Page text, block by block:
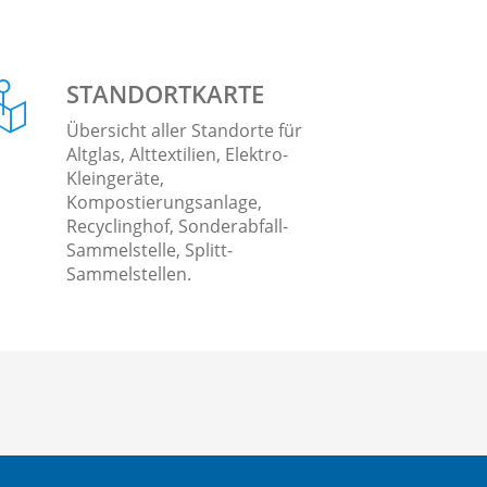
STANDORTKARTE
Übersicht aller Standorte für
Altglas, Alttextilien, Elektro-
Kleingeräte,
Kompostierungsanlage,
Recyclinghof, Sonderabfall-
Sammelstelle, Splitt-
Sammelstellen.